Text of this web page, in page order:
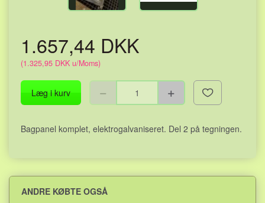
1.657,44 DKK
(1.325,95 DKK u/Moms)
Læg i kurv
Bagpanel komplet, elektrogalvaniseret. Del 2 på tegningen.
ANDRE KØBTE OGSÅ